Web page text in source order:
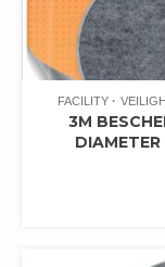
FACILITY
3M